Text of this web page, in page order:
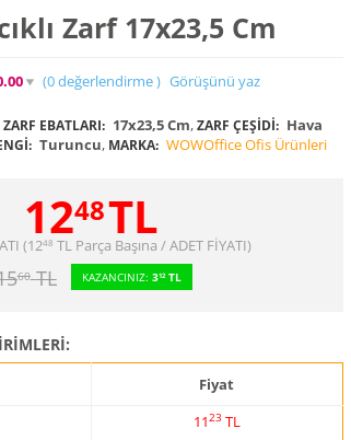
Zarf 17x23,5 Cm
(0değerlendirme) Görüşünü yaz
EBATLARI: 17x23,5 Cm,ZARF ÇEŞIDI: Hava
Turuncu, MARKA: WOWOffice Ofis Ürünleri
1248TL
(1248 TLParça Başına / ADET FİYATI)
60 TL KAZANCINIZ: 312 TL
Fiyat
1123 TL